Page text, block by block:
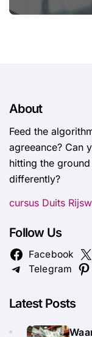
About
Feed the
agreeance? Can
hitting the
differently?
cursus Duits
Follow Us
Facebook
Telegram
Latest Posts